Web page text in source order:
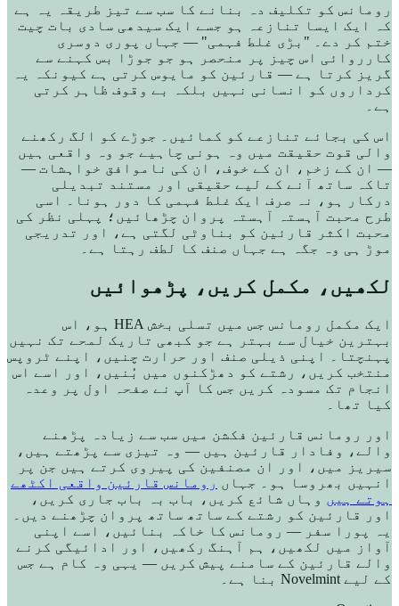
رومانس کو تکلیف دہ بنانے کا سب سے تیز طریقہ یہ ہے
کہ ایک ایسا تنازعہ ہو جسے ایک سیدھی سادی بات چیت
ختم کر دے۔ "بڑی غلط فہمی" — جہاں پوری دوسری
کارروائی اس چیز پر منحصر ہو جو جوڑا بس کہنے سے
گریز کرتا ہے — قارئین کو مایوس کرتی ہے کیونکہ یہ
کرداروں کو انسانی نہیں بلکہ بے وقوف ظاہر کرتی
ہے۔
اس کی بجائے تنازعے کو کمائیں۔ جوڑے کو الگ رکھنے
والی قوت حقیقت میں وہ ہونی چاہیے جو وہ واقعی ہیں
— ان کے زخم، ان کے خوف، ان کی ناموافق خواہشات —
تاکہ ساتھ آنے کے لیے حقیقی اور مستند تبدیلی
درکار ہو، نہ صرف ایک غلط فہمی کا دور ہونا۔ اسی
طرح محبت آہستہ آہستہ پروان چڑھائیں؛ پہلی نظر کی
محبت اکثر قارئین کو بناوٹی لگتی ہے، اور تدریجی
موڑ ہی وہ جگہ ہے جہاں صنف کا لطف رہتا ہے۔
لکھیں، مکمل کریں، پڑھوائیں
ایک مکمل رومانس جس میں تسلی بخش HEA ہو، اس
بہترین خیال سے بہتر ہے جو کبھی تاریک لمحے تک نہیں
پہنچتا۔ اپنی ذیلی صنف اور حرارت چنیں، اپنے ٹروپس
منتخب کریں، رشتے کو دھڑکنوں میں بُنیں، اور اسے اس
انجام تک مسودہ کریں جس کا آپ نے صفحہ اول پر وعدہ
کیا تھا۔
اور رومانس قارئین فکشن میں سب سے زیادہ پڑھنے
والے، وفادار قارئین ہیں — وہ تیزی سے پڑھتے ہیں،
سیریز میں، اور ان مصنفین کی پیروی کرتے ہیں جن پر
انہیں بھروسا ہو۔ جہاں رومانس قارئین واقعی اکٹھے
ہوتے ہیں وہاں شائع کریں، باب بہ باب جاری کریں،
اور قارئین کو رشتے کے ساتھ ساتھ پروان چڑھنے دیں۔
یہ پورا سفر — رومانس کا خاکہ بنائیں، اسے اپنی
آواز میں لکھیں، ہم آہنگ رکھیں، اور ادائیگی کرنے
والے قارئین کے سامنے پیش کریں — یہی وہ کام ہے جس
کے لیے Novelmint بنا ہے۔